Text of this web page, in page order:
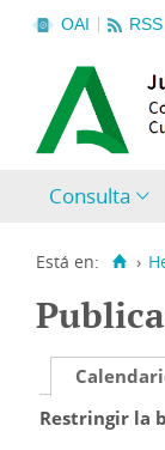
OAI RSS
Consulta
Está en: ›
Restringir la